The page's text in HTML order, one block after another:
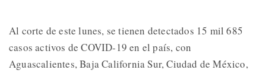
Al corte de este lunes, se tienen detectados 15 mil 685
casos activos de COVID-19 en el país, con
Aguascalientes, Baja California Sur, Ciudad de México,